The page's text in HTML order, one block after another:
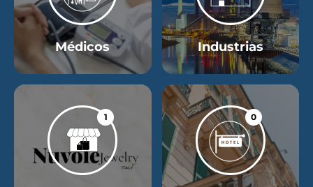
Médicos Industrias
1 0